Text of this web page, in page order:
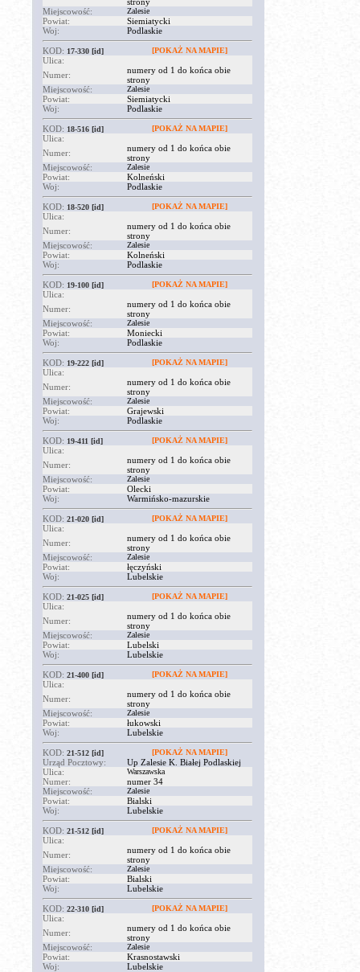
Miejscowość:
Zalesie
Powiat:
Siemiatycki
Woj:
Podlaskie
KOD: 17-330 [id] [POKAŻ NA MAPIE]
Ulica:
Numer:
numery od 1 do końca obie
strony
Miejscowość:
Zalesie
Powiat:
Siemiatycki
Woj:
Podlaskie
KOD: 18-516 [id] [POKAŻ NA MAPIE]
Ulica:
Numer:
numery od 1 do końca obie
strony
Miejscowość:
Zalesie
Powiat:
Kolneński
Woj:
Podlaskie
KOD: 18-520 [id] [POKAŻ NA MAPIE]
Ulica:
Numer:
numery od 1 do końca obie
strony
Miejscowość:
Zalesie
Powiat:
Kolneński
Woj:
Podlaskie
KOD: 19-100 [id] [POKAŻ NA MAPIE]
Ulica:
Numer:
numery od 1 do końca obie
strony
Miejscowość:
Zalesie
Powiat:
Moniecki
Woj:
Podlaskie
KOD: 19-222 [id] [POKAŻ NA MAPIE]
Ulica:
Numer:
numery od 1 do końca obie
strony
Miejscowość:
Zalesie
Powiat:
Grajewski
Woj:
Podlaskie
KOD: 19-411 [id] [POKAŻ NA MAPIE]
Ulica:
Numer:
numery od 1 do końca obie
strony
Miejscowość:
Zalesie
Powiat:
Olecki
Woj:
Warmińsko-mazurskie
KOD: 21-020 [id] [POKAŻ NA MAPIE]
Ulica:
Numer:
numery od 1 do końca obie
strony
Miejscowość:
Zalesie
Powiat:
łęczyński
Woj:
Lubelskie
KOD: 21-025 [id] [POKAŻ NA MAPIE]
Ulica:
Numer:
numery od 1 do końca obie
strony
Miejscowość:
Zalesie
Powiat:
Lubelski
Woj:
Lubelskie
KOD: 21-400 [id] [POKAŻ NA MAPIE]
Ulica:
Numer:
numery od 1 do końca obie
strony
Miejscowość:
Zalesie
Powiat:
łukowski
Woj:
Lubelskie
KOD: 21-512 [id] [POKAŻ NA MAPIE]
Urząd Pocztowy:
Up Zalesie K. Białej Podlaskiej
Ulica:
Warszawska
Numer:
numer 34
Miejscowość:
Zalesie
Powiat:
Bialski
Woj:
Lubelskie
KOD: 21-512 [id] [POKAŻ NA MAPIE]
Ulica:
Numer:
numery od 1 do końca obie
strony
Miejscowość:
Zalesie
Powiat:
Bialski
Woj:
Lubelskie
KOD: 22-310 [id] [POKAŻ NA MAPIE]
Ulica:
Numer:
numery od 1 do końca obie
strony
Miejscowość:
Zalesie
Powiat:
Krasnostawski
Woj:
Lubelskie